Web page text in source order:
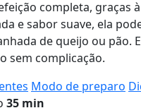
completa, graças
e sabor suave, ela
de queijo ou pão.
sem complicação.
Modo de preparo
35 min